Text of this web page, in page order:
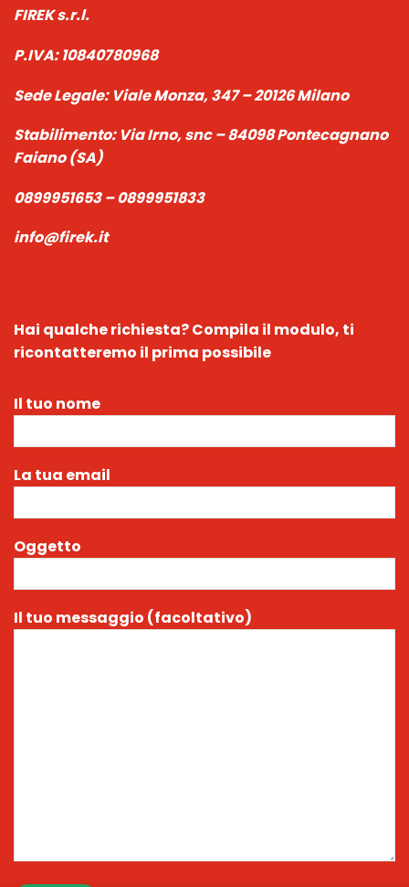
FIREK s.r.l.
P.IVA:10840780968
Sede Legale:Viale Monza, 347 – 20126 Milano
Stabilimento:Via Irno, snc – 84098 Pontecagnano
Faiano (SA)
0899951653 – 0899951833
info@firek.it
Hai qualche richiesta?Compila il modulo, ti
ricontatteremo il prima possibile
Il tuo nome
La tua email
Oggetto
Il tuo messaggio (facoltativo)